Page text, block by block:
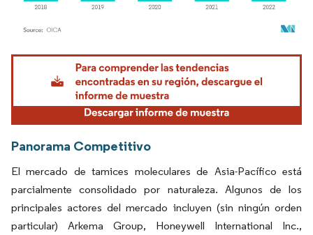
Imagen © Mordor Intelligence. El uso requiere atribución según CC BY 4.0.
Panorama Competitivo
El mercado de tamices moleculares de Asia-Pacífico está
parcialmente consolidado por naturaleza. Algunos de los
principales actores del mercado incluyen (sin ningún orden
particular) Arkema Group, Honeywell International Inc.,